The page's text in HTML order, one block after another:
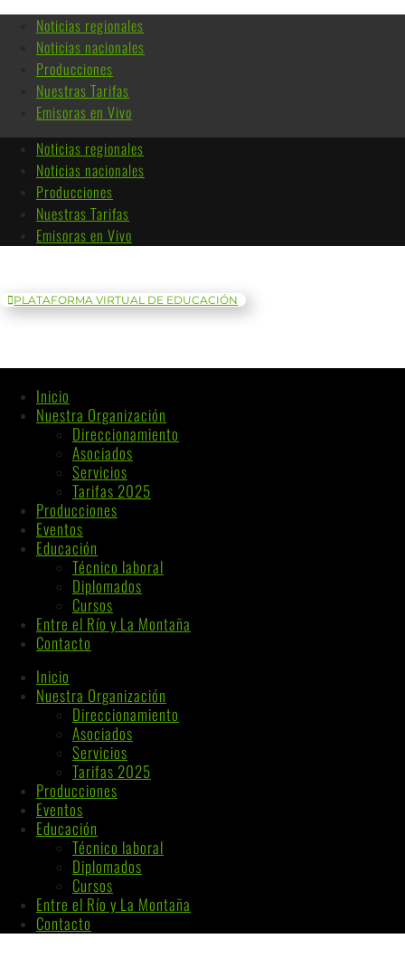
Noticias regionales
Noticias nacionales
Producciones
Nuestras Tarifas
Emisoras en Vivo
Noticias regionales
Noticias nacionales
Producciones
Nuestras Tarifas
Emisoras en Vivo
PLATAFORMA VIRTUAL DE EDUCACIÓN
Inicio
Nuestra Organización
Direccionamiento
Asociados
Servicios
Tarifas 2025
Producciones
Eventos
Educación
Técnico laboral
Diplomados
Cursos
Entre el Río y La Montaña
Contacto
Inicio
Nuestra Organización
Direccionamiento
Asociados
Servicios
Tarifas 2025
Producciones
Eventos
Educación
Técnico laboral
Diplomados
Cursos
Entre el Río y La Montaña
Contacto